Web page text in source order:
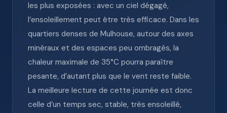
les plus exposées : avec un ciel dégagé,
l’ensoleillement peut être très efficace. Dans les
quartiers denses de Mulhouse, autour des axes
minéraux et des espaces peu ombragés, la
chaleur maximale de 35°C pourra paraître
pesante, d’autant plus que le vent reste faible.
La meilleure lecture de cette journée est donc
celle d’un temps sec, stable, très ensoleillé,